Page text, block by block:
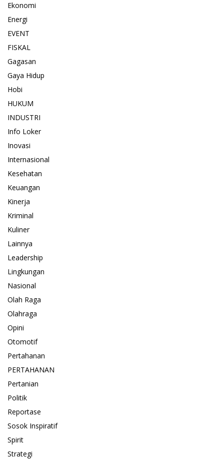
Ekonomi
Energi
EVENT
FISKAL
Gagasan
Gaya Hidup
Hobi
HUKUM
INDUSTRI
Info Loker
Inovasi
Internasional
Kesehatan
Keuangan
Kinerja
Kriminal
Kuliner
Lainnya
Leadership
Lingkungan
Nasional
Olah Raga
Olahraga
Opini
Otomotif
Pertahanan
PERTAHANAN
Pertanian
Politik
Reportase
Sosok Inspiratif
Spirit
Strategi